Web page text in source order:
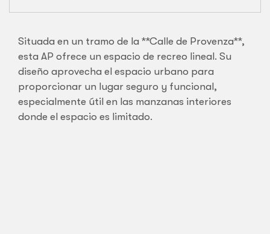
Situada en un tramo de la **Calle de Provenza**,
esta AP ofrece un espacio de recreo lineal. Su
diseño aprovecha el espacio urbano para
proporcionar un lugar seguro y funcional,
especialmente útil en las manzanas interiores
donde el espacio es limitado.